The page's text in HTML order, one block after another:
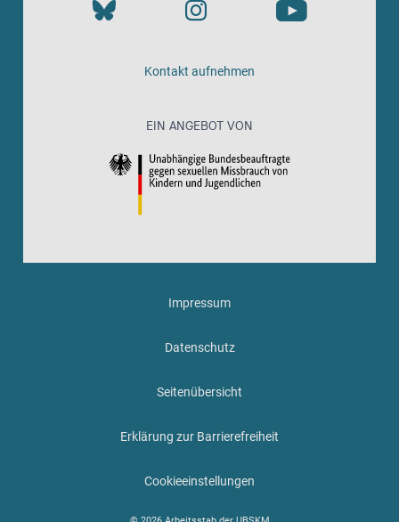
Kontakt aufnehmen
EIN ANGEBOT VON
Impressum
Datenschutz
Seitenübersicht
Erklärung zur Barrierefreiheit
Cookieeinstellungen